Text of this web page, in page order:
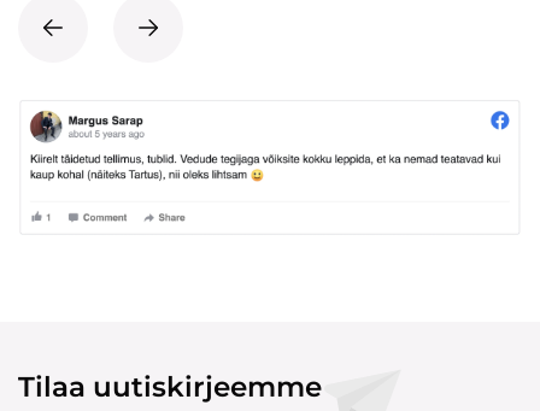
Tilaa uutiskirjeemme